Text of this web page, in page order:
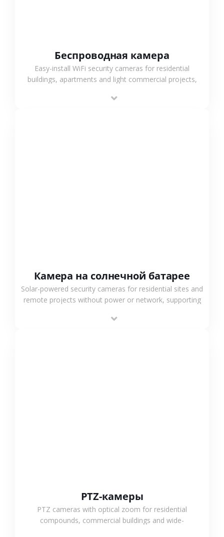
Беспроводная камера
Easy-install WiFi security cameras for residential
buildings, apartments and light commercial projects,
surveillance solutions.
Камера на солнечной батарее
Solar-powered security cameras for residential sites and
remote projects without power or network, supporting
outdoor monitoring.
PTZ-камеры
PTZ cameras with optical zoom for residential
compounds, commercial buildings and wide-